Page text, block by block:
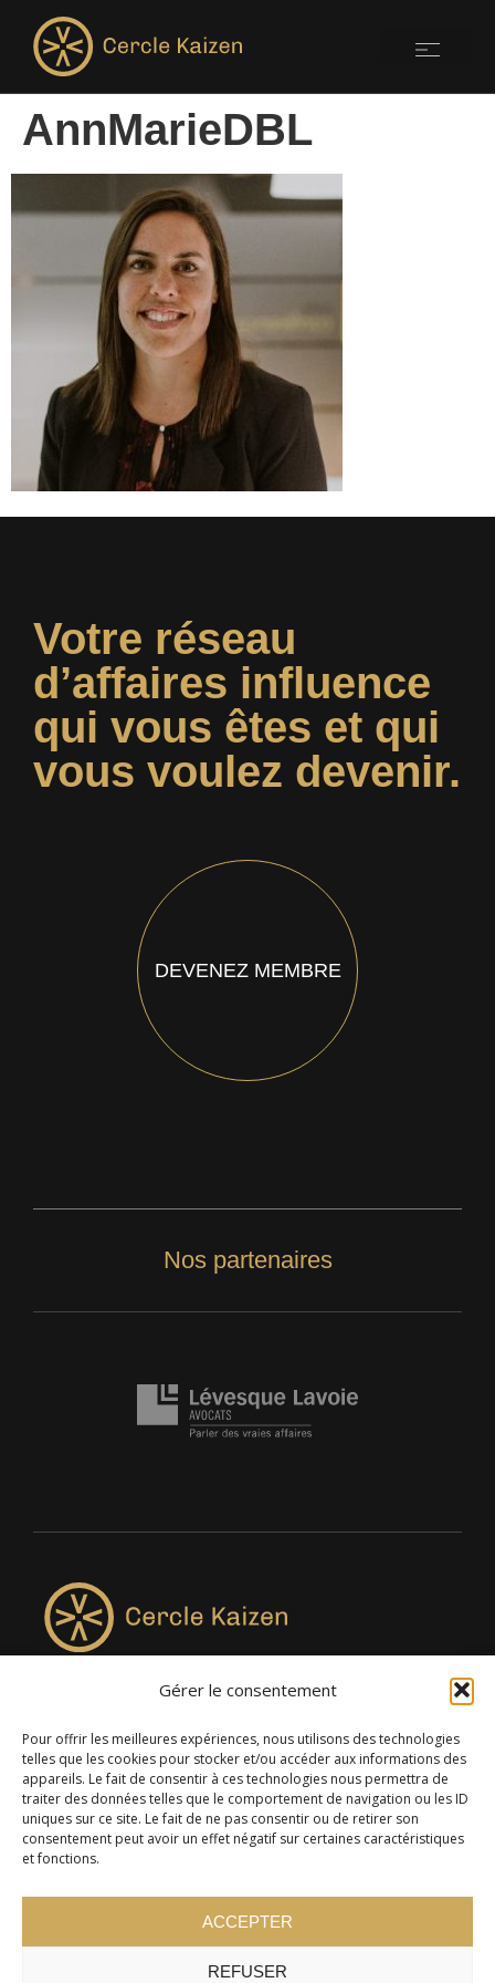
Gérer le consentement
Pour offrir les meilleures expériences, nous utilisons des technologies
telles que les cookies pour stocker et/ou accéder aux informations des
appareils. Le fait de consentir à ces technologies nous permettra de
traiter des données telles que le comportement de navigation ou les ID
uniques sur ce site. Le fait de ne pas consentir ou de retirer son
consentement peut avoir un effet négatif sur certaines caractéristiques
et fonctions.
ACCEPTER
REFUSER
AnnMarieDBL
Votre réseau
d’affaires influence
qui vous êtes et qui
vous voulez devenir.
DEVENEZ MEMBRE
Nos partenaires
4957, rue Lionel-Groulx, bureau 819, Saint-Augustin-de-
Desmaures QC G3A 0M7
© 2024 Cercle Kaizen. Tous droits réservés -